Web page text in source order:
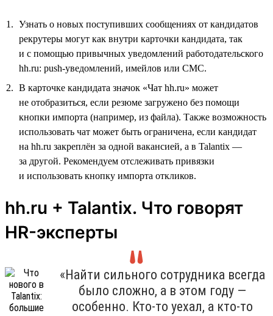
Узнать о новых поступивших сообщениях от кандидатов
рекрутеры могут как внутри карточки кандидата, так
и с помощью привычных уведомлений работодательского
hh.ru: push-уведомлений, имейлов или СМС.
В карточке кандидата значок «Чат hh.ru» может
не отобразиться, если резюме загружено без помощи
кнопки импорта (например, из файла). Также возможность
использовать чат может быть ограничена, если кандидат
на hh.ru закреплён за одной вакансией, а в Talantix —
за другой. Рекомендуем отслеживать привязки
и использовать кнопку импорта откликов.
hh.ru + Talantix. Что говорят
HR-эксперты
«Найти сильного сотрудника всегда
было сложно, а в этом году —
особенно. Кто-то уехал, а кто-то